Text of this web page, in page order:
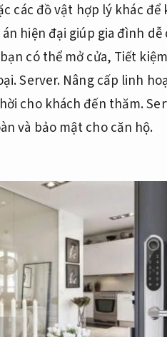
các đồ vật hợp lý khác để
hiện đại giúp gia đình
có thể mở cửa, Tiết
Server. Nâng cấp linh
cho khách đến thăm.
và bảo mật cho căn hộ.